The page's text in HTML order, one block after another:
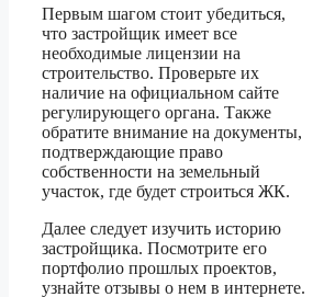
Первым шагом стоит убедиться,
что застройщик имеет все
необходимые лицензии на
строительство. Проверьте их
наличие на официальном сайте
регулирующего органа. Также
обратите внимание на документы,
подтверждающие право
собственности на земельный
участок, где будет строиться ЖК.
Далее следует изучить историю
застройщика. Посмотрите его
портфолио прошлых проектов,
узнайте отзывы о нем в интернете.